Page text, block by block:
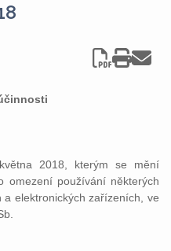
2018, kterým se mění
omezení používání některých
a elektronických zařízeních, ve